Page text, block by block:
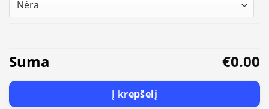
Suma €0.00
Į krepšelį